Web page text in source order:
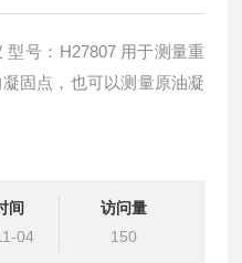
号：H27807 用于测量重
固点，也可以测量原油凝
间
04
访问量
150